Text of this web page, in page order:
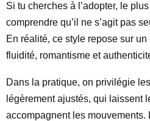
Si tu cherches à l’adopter, le
comprendre qu’il ne s’agit pas
En réalité, ce style repose sur
fluidité, romantisme et
Dans la pratique, on privilégie
légèrement ajustés, qui laissent
accompagnent les mouvements.